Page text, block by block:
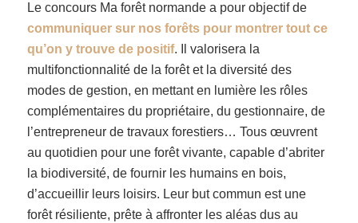
Le concours Ma forêt normande a pour objectif de
communiquer sur nos forêts pour montrer tout ce
qu’on y trouve de positif. Il valorisera la
multifonctionnalité de la forêt et la diversité des
modes de gestion, en mettant en lumière les rôles
complémentaires du propriétaire, du gestionnaire, de
l’entrepreneur de travaux forestiers… Tous œuvrent
au quotidien pour une forêt vivante, capable d’abriter
la biodiversité, de fournir les humains en bois,
d’accueillir leurs loisirs. Leur but commun est une
forêt résiliente, prête à affronter les aléas dus au